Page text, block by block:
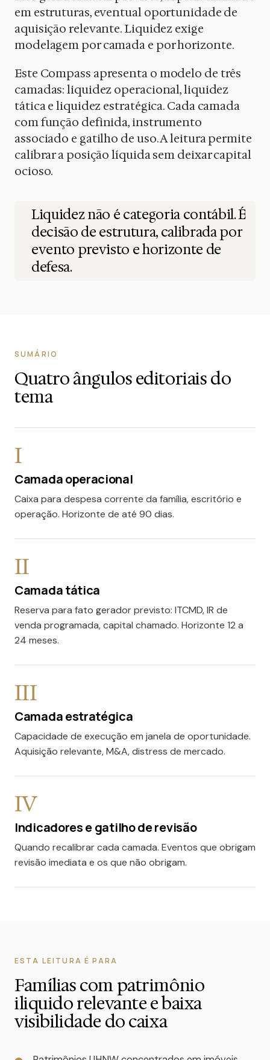
em estruturas, eventual oportunidade de
aquisição relevante. Liquidez exige
modelagem por camada e por horizonte.
Este Compass apresenta o modelo de três
camadas: liquidez operacional, liquidez
tática e liquidez estratégica. Cada camada
com função definida, instrumento
associado e gatilho de uso. A leitura permite
calibrar a posição líquida sem deixar capital
ocioso.
Liquidez não é categoria contábil. É
decisão de estrutura, calibrada por
evento previsto e horizonte de
defesa.
SUMÁRIO
Quatro ângulos editoriais do
tema
I
Camada operacional
Caixa para despesa corrente da família, escritório e
operação. Horizonte de até 90 dias.
II
Camada tática
Reserva para fato gerador previsto: ITCMD, IR de
venda programada, capital chamado. Horizonte 12 a
24 meses.
III
Camada estratégica
Capacidade de execução em janela de oportunidade.
Aquisição relevante, M&A, distress de mercado.
IV
Indicadores e gatilho de revisão
Quando recalibrar cada camada. Eventos que obrigam
revisão imediata e os que não obrigam.
ESTA LEITURA É PARA
Famílias com patrimônio
iliquido relevante e baixa
visibilidade do caixa